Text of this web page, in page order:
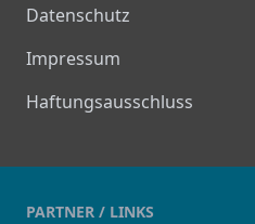
Datenschutz
Impressum
Haftungsausschluss
PARTNER / LINKS